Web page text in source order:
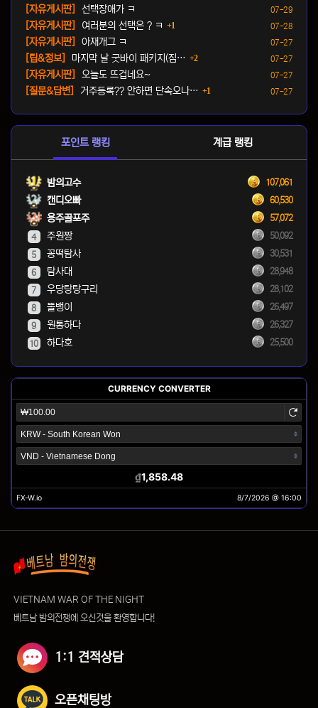
등록일
07-29
[자유게시판]
선택장애가 ㅋ
등록일
07-28
[자유게시판] 여러분의 선택은 ? ㅋ 1
등록일
07-27
[자유게시판]
아재개그 ㅋ
등록일
07-27
[팁&정보] 마지막 날 굿바이 패키지(짐… 2댓글
등록일
07-27
[자유게시판]
오늘도 뜨겁네요~
등록일
07-27
[질문&답변] 거주등록?? 안하면 단속오나… 1
포인트 랭킹 계급 랭킹
밤의고수 107,061
캔디오빠 60,530
용주골포주 57,072
4 주원짱 50,092
5 꽁떡탐사 30,531
6 탐사대 28,948
7 우당탕탕구리 28,102
8 똘뱅이 26,497
9 원통하다 26,327
10 하다호 25,500
VIETNAM WAR OF THE NIGHT
베트남 밤의전쟁에 오신것을 환영합니다!
1:1 견적상담
오픈채팅방